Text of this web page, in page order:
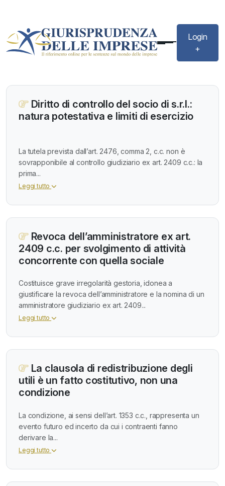
Login
+
Diritto di controllo del socio di s.r.l.:
natura potestativa e limiti di esercizio
La tutela prevista dall’art. 2476, comma 2, c.c. non è
sovrapponibile al controllo giudiziario ex art. 2409 c.c.: la
prima...
Leggi tutto
Revoca dell’amministratore ex art.
2409 c.c. per svolgimento di attività
concorrente con quella sociale
Costituisce grave irregolarità gestoria, idonea a
giustificare la revoca dell’amministratore e la nomina di un
amministratore giudiziario ex art. 2409...
Leggi tutto
La clausola di redistribuzione degli
utili è un fatto costitutivo, non una
condizione
La condizione, ai sensi dell’art. 1353 c.c., rappresenta un
evento futuro ed incerto da cui i contraenti fanno
derivare la...
Leggi tutto